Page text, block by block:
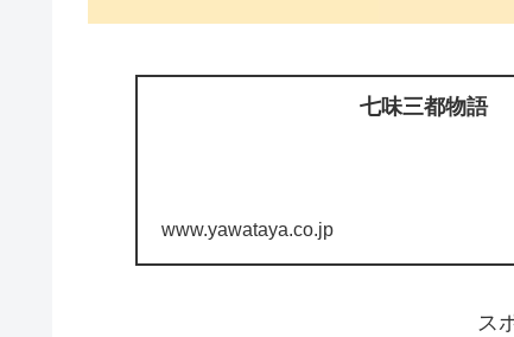
七味三都物語
www.yawataya.co.jp
ス